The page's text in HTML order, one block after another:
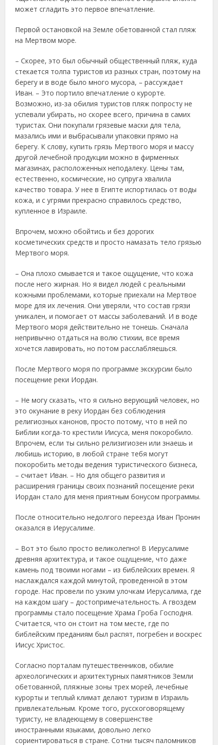
может сгладить это первое впечатление.
Первой остановкой на Земле обетованной стал пляж
на Мертвом море.
– Скорее, это был обычный общественный пляж, куда
стекается толпа туристов из разных стран, поэтому на
берегу и в воде было много мусора, – рассуждает
Иван. – Это портило впечатление о курорте.
Возможно, из-за обилия туристов пляж попросту не
успевали убирать, но скорее всего, причина в самих
туристах. Они покупали грязевые маски для тела,
мазались ими и выбрасывали упаковки прямо на
берегу. К слову, купить грязь Мертвого моря и массу
другой лечебной продукции можно в фирменных
магазинах, расположенных неподалеку. Цены там,
естественно, космические, но супруга хвалила
качество товара. У нее в Египте испортилась от воды
кожа, и с угрями прекрасно справилось средство,
купленное в Израиле.
Впрочем, можно обойтись и без дорогих
косметических средств и просто намазать тело грязью
Мертвого моря.
– Она плохо смывается и такое ощущение, что кожа
после него жирная. Но я видел людей с реальными
кожными проблемами, которые приехали на Мертвое
море для их лечения. Они уверяли, что состав грязи
уникален, и помогает от массы заболеваний. И в воде
Мертвого моря действительно не тонешь. Сначала
непривычно отдаться на волю стихии, все время
хочется лавировать, но потом расслабляешься.
После Мертвого моря по программе экскурсии было
посещение реки Иордан.
– Не могу сказать, что я сильно верующий человек, но
это окунание в реку Иордан без соблюдения
религиозных канонов, просто потому, что в ней по
Библии когда-то крестили Иисуса, меня покоробило.
Впрочем, если ты сильно релизигиозен или знаешь и
любишь историю, в любой стране тебя могут
покоробить методы ведения туристического бизнеса,
– считает Иван. – Но для общего развития и
расширения границы своих познаний посещение реки
Иордан стало для меня приятным бонусом программы.
После относительно недолгого переезда Иван Пронин
оказался в Иерусалиме.
– Вот это было просто великолепно! В Иерусалиме
древняя архитектура, и такое ощущение, что даже
камень под твоими ногами – из библейских времен. Я
наслаждался каждой минутой, проведенной в этом
городе. Нас провели по узким улочкам Иерусалима, где
на каждом шагу – достопримечательность. А гвоздем
программы стало посещение Храма Гроба Господня.
Считается, что он стоит на том месте, где по
библейским преданиям был распят, погребен и воскрес
Иисус Христос.
Согласно порталам путешественников, обилие
археологических и архитектурных памятников Земли
обетованной, пляжные зоны трех морей, лечебные
курорты и теплый климат делают туризм в Израиль
привлекательным. Кроме того, русскоговорящему
туристу, не владеющему в совершенстве
иностранными языками, довольно легко
сориентироваться в стране. Сотни тысяч паломников